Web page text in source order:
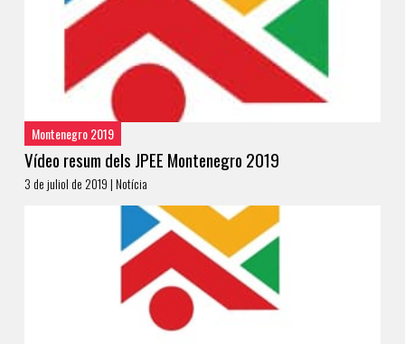
Montenegro 2019
Vídeo resum dels JPEE Montenegro 2019
3 de juliol de 2019 | Notícia